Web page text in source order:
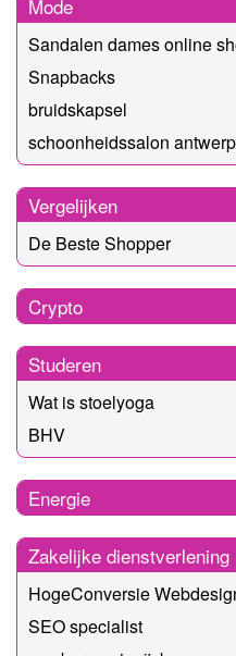
Mode
Sandalen dames online
Snapbacks
bruidskapsel
schoonheidssalon
Vergelijken
De Beste Shopper
Crypto
Studeren
Wat is stoelyoga
BHV
Energie
Zakelijke dienstverlening
HogeConversie
SEO specialist